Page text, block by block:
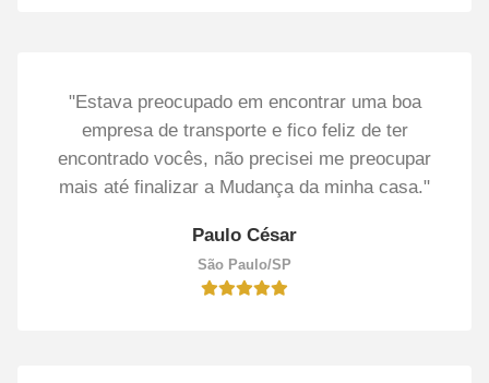
"Estava preocupado em encontrar uma boa
empresa de transporte e fico feliz de ter
encontrado vocês, não precisei me preocupar
mais até finalizar a Mudança da minha casa."
Paulo César
São Paulo/SP